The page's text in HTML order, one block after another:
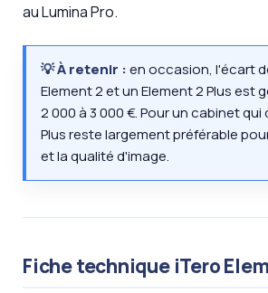
au Lumina Pro.
💡 À retenir :en occasion, l'écart
Element 2 et un Element 2 Plus est
2 000 à 3 000 €. Pour un cabinet qui
Plus reste largement préférable
et la qualité d'image.
Fiche technique iTero